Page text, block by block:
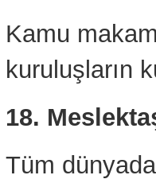
Kamu
kuruluşların
18.
Tüm